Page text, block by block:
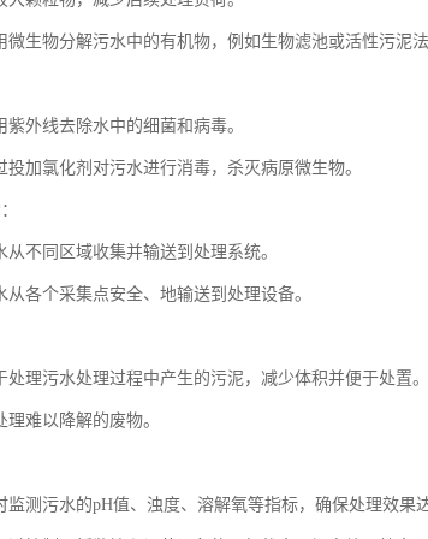
生物分解污水中的有机物，例如生物滤池或活性污泥法
外线去除水中的细菌和病毒。
加氯化剂对污水进行消毒，杀灭病原微生物。
不同区域收集并输送到处理系统。
各个采集点安全、地输送到处理设备。
理污水处理过程中产生的污泥，减少体积并便于处置。
难以降解的废物。
测污水的pH值、浊度、溶解氧等指标，确保处理效果达